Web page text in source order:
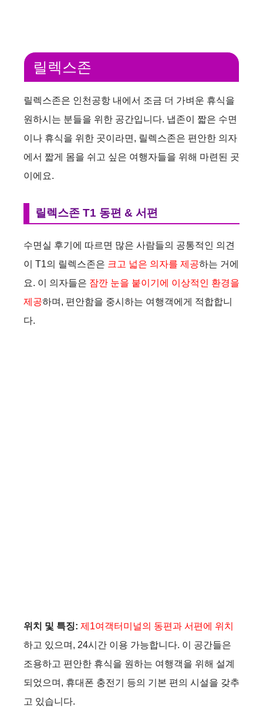
릴렉스존
릴렉스존은 인천공항 내에서 조금 더 가벼운 휴식을
원하시는 분들을 위한 공간입니다. 냅존이 짧은 수면
이나 휴식을 위한 곳이라면, 릴렉스존은 편안한 의자
에서 짧게 몸을 쉬고 싶은 여행자들을 위해 마련된 곳
이에요.
릴렉스존 T1 동편 & 서편
수면실 후기에 따르면 많은 사람들의 공통적인 의견
이 T1의 릴렉스존은 크고 넓은 의자를 제공하는 거에
요. 이 의자들은 잠깐 눈을 붙이기에 이상적인 환경을
제공하며, 편안함을 중시하는 여행객에게 적합합니
다​.
위치 및 특징: 제1여객터미널의 동편과 서편에 위치
하고 있으며, 24시간 이용 가능합니다​. 이 공간들은
조용하고 편안한 휴식을 원하는 여행객을 위해 설계
되었으며, 휴대폰 충전기 등의 기본 편의 시설을 갖추
고 있습니다​.